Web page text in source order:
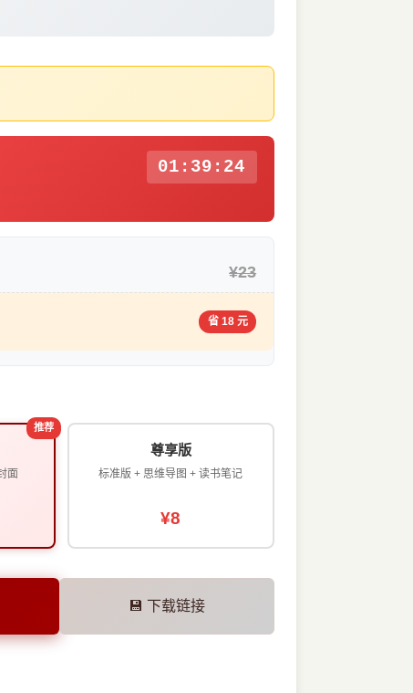
01:39:23
¥23
省 18 元
推荐
面
尊享版
标准版 + 思维导图 + 读书笔记
¥8
💾 下载链接